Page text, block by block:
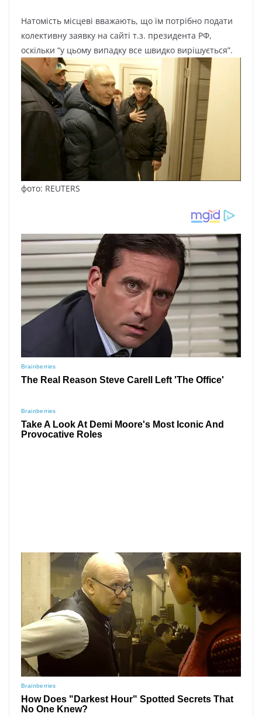
Натомість місцеві вважають, що їм потрібно подати
колективну заявку на сайті т.з. президента РФ,
оскільки “у цьому випадку все швидко вирішується”.
фото: REUTERS